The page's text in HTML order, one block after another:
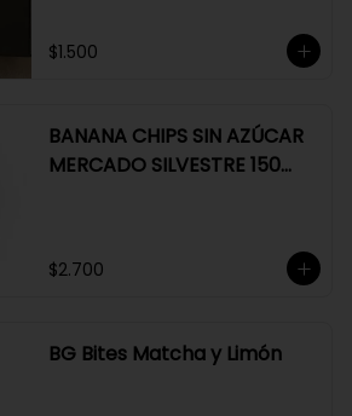
$1.500
BANANA CHIPS SIN AZÚCAR
MERCADO SILVESTRE 150
$2.700
BG Bites Matcha y Limón